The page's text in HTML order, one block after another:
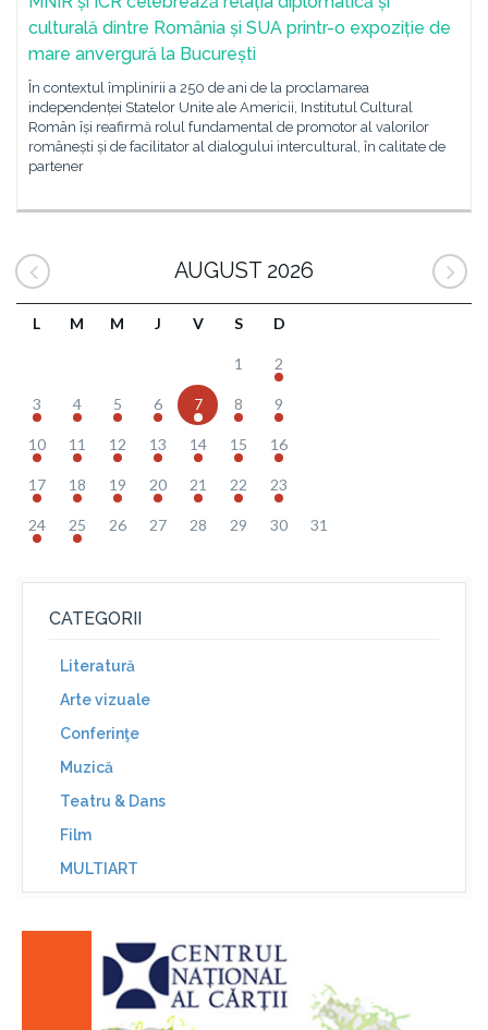
culturală dintre România și SUA printr-o expoziție de
mare anvergură la București
În contextul împlinirii a 250 de ani de la proclamarea
independenței Statelor Unite ale Americii, Institutul Cultural
Român își reafirmă rolul fundamental de promotor al valorilor
românești și de facilitator al dialogului intercultural, în calitate de
partener
AUGUST 2026
L M M J V S D
1 2
3 4 5 6 7 8 9
10 11 12 13 14 15 16
17 18 19 20 21 22 23
24 25 26 27 28 29 30 31
CATEGORII
Literatură
Arte vizuale
Conferinţe
Muzică
Teatru & Dans
Film
MULTIART